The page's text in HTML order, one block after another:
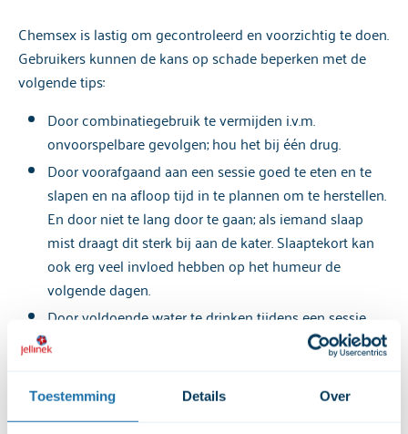
Toestemming Details Over
Chemsex is lastig om gecontroleerd en voorzichtig te doen.
Gebruikers kunnen de kans op schade beperken met de
volgende tips:
Door combinatiegebruik te vermijden i.v.m.
onvoorspelbare gevolgen; hou het bij één drug.
Door voorafgaand aan een sessie goed te eten en te
slapen en na afloop tijd in te plannen om te herstellen.
En door niet te lang door te gaan; als iemand slaap
mist draagt dit sterk bij aan de kater. Slaaptekort kan
ook erg veel invloed hebben op het humeur de
volgende dagen.
Door voldoende water te drinken tijdens een sessie,
maar op te passen met de combinatie MDMA en water.
Door goed af te koelen en vooral op te passen met
isolerende kleding als latex en rubber i.v.m. het risico